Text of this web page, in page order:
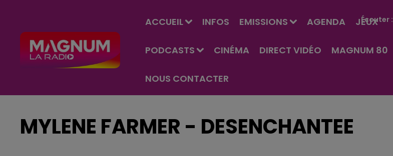
ACCUEIL INFOS EMISSIONS AGENDA JEUX
PODCASTS CINÉMA DIRECT VIDÉO MAGNUM 80
NOUS CONTACTER
Écouter :
MYLENE FARMER - DESENCHANTEE